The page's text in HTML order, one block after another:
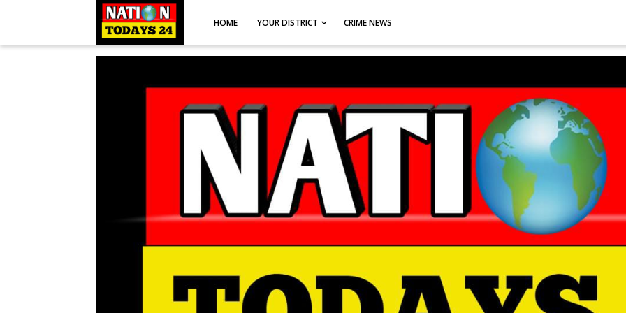
HOME YOUR DISTRICT CRIME NEWS